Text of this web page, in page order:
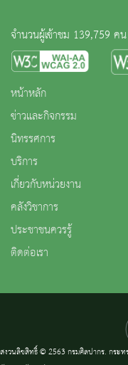
จำนวนผู้เข้าชม 139,759 คน
หน้าหลัก
ข่าวและกิจกรรม
นิทรรศการ
บริการ
เกี่ยวกับหน่วยงาน
คลังวิชาการ
ประชาชนควรรู้
ติดต่อเรา
สงวนลิขสิทธิ์ © 2563 กรมศิลปากร. กระ